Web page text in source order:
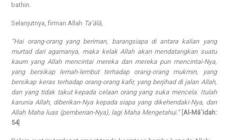
bathin.
Selanjutnya, firman Allah Ta’âlâ,
“Hai orang-orang yang beriman, barangsiapa di antara kalian yang
murtad dari agamanya, maka kelak Allah akan mendatangkan suatu
kaum yang Allah mencintai mereka dan mereka pun mencintai-Nya,
yang bersikap lemah-lembut terhadap orang-orang mukmin, yang
bersikap keras terhadap orang-orang kafir, yang berjihad di jalan Allah,
dan yang tidak takut kepada celaan orang yang suka mencela. Itulah
karunia Allah, diberikan-Nya kepada siapa yang dikehendaki-Nya, dan
Allah Maha luas (pemberian-Nya), lagi Maha Mengetahui.” Al-Mâ`idah:
54]